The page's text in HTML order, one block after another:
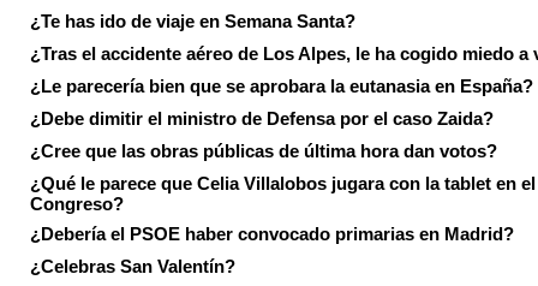
¿Te has ido de viaje en Semana Santa?
¿Tras el accidente aéreo de Los Alpes, le ha cogido miedo a
¿Le parecería bien que se aprobara la eutanasia en España?
¿Debe dimitir el ministro de Defensa por el caso Zaida?
¿Cree que las obras públicas de última hora dan votos?
¿Qué le parece que Celia Villalobos jugara con la tablet en el
Congreso?
¿Debería el PSOE haber convocado primarias en Madrid?
¿Celebras San Valentín?